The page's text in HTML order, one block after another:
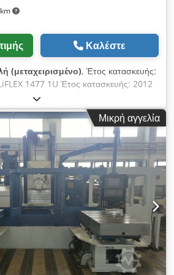
Καλέστε
(μεταχειρισμένο), Έτος κατασκευής:
1477 1U Έτος κατασκευής: 2012
SINUMERIK 840D Solution Line με
ελέγχου PLC S7-300. Τεχνικά
Dedpfozi E A Hex Aatsck
άξονα X: 1400 mm Μέγιστη διαδρομή
Μέγιστη διαδρομή στον άξονα Z: 700
κίνησης: 45° έως –225° Άξονας B: 360°
s² Μέγιστη ταχύτητα διαδρομής: 60
96% Ταχύτητα του άξονα της
στροφές/λεπτό Άτρακτος HSK 63
Κινητήρας ατράκτου: 25 KW με
Υποδοχή εργαλείων: HSK 63 Licon -
30 2 αποθήκες δίσκων – συνολικά 60
Μέγιστο μήκος εργαλείου
Μέγιστη διάμετρος εργαλείου σε
Μικρή αγγελία